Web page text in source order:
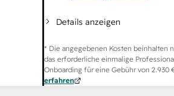
Details anzeigen
* Die angegebenen Kosten beinhalten
das erforderliche einmalige
Onboarding für eine Gebühr von 2.930
erfahren